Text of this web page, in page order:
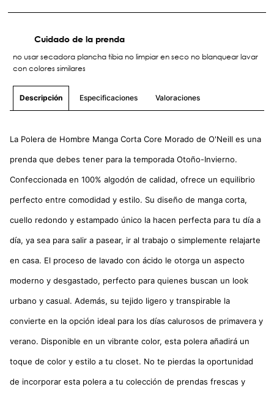
Cuidado de la prenda
no usar secadora plancha tibia no limpiar en seco no blanquear lavar
con colores similares
Descripción Especificaciones Valoraciones
La Polera de Hombre Manga Corta Core Morado de O'Neill es una
prenda que debes tener para la temporada Otoño-Invierno.
Confeccionada en 100% algodón de calidad, ofrece un equilibrio
perfecto entre comodidad y estilo. Su diseño de manga corta,
cuello redondo y estampado único la hacen perfecta para tu día a
día, ya sea para salir a pasear, ir al trabajo o simplemente relajarte
en casa. El proceso de lavado con ácido le otorga un aspecto
moderno y desgastado, perfecto para quienes buscan un look
urbano y casual. Además, su tejido ligero y transpirable la
convierte en la opción ideal para los días calurosos de primavera y
verano. Disponible en un vibrante color, esta polera añadirá un
toque de color y estilo a tu closet. No te pierdas la oportunidad
de incorporar esta polera a tu colección de prendas frescas y